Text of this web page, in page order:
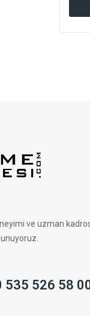
ve uzman
535 526 58